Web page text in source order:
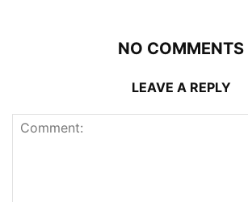
NO COMMENTS
LEAVE A REPLY